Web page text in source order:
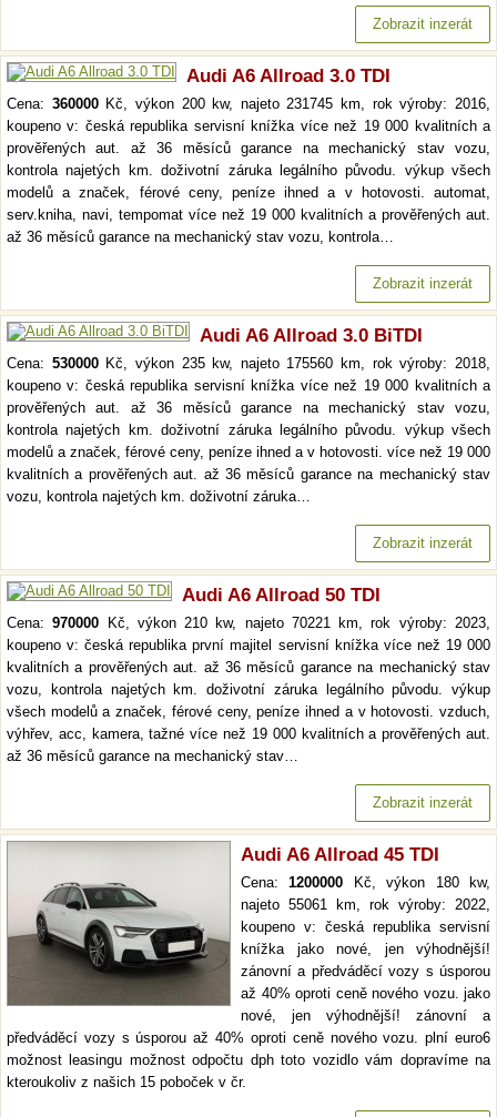
Zobrazit inzerát
Audi A6 Allroad 3.0 TDI
Cena: 360000Kč, výkon 200 kw, najeto 231745 km, rok výroby: 2016,
koupeno v: česká republika servisní knížka více než 19 000 kvalitních a
prověřených aut. až 36 měsíců garance na mechanický stav vozu,
kontrola najetých km. doživotní záruka legálního původu. výkup všech
modelů a značek, férové ceny, peníze ihned a v hotovosti. automat,
serv.kniha, navi, tempomat více než 19 000 kvalitních a prověřených aut.
až 36 měsíců garance na mechanický stav vozu, kontrola…
Zobrazit inzerát
Audi A6 Allroad 3.0 BiTDI
Cena: 530000Kč, výkon 235 kw, najeto 175560 km, rok výroby: 2018,
koupeno v: česká republika servisní knížka více než 19 000 kvalitních a
prověřených aut. až 36 měsíců garance na mechanický stav vozu,
kontrola najetých km. doživotní záruka legálního původu. výkup všech
modelů a značek, férové ceny, peníze ihned a v hotovosti. více než 19 000
kvalitních a prověřených aut. až 36 měsíců garance na mechanický stav
vozu, kontrola najetých km. doživotní záruka…
Zobrazit inzerát
Audi A6 Allroad 50 TDI
Cena:970000 Kč, výkon 210 kw, najeto 70221 km, rok výroby: 2023,
koupeno v: česká republika první majitel servisní knížka více než 19 000
kvalitních a prověřených aut. až 36 měsíců garance na mechanický stav
vozu, kontrola najetých km. doživotní záruka legálního původu. výkup
všech modelů a značek, férové ceny, peníze ihned a v hotovosti. vzduch,
výhřev, acc, kamera, tažné více než 19 000 kvalitních a prověřených aut.
až 36 měsíců garance na mechanický stav…
Zobrazit inzerát
Audi A6 Allroad 45 TDI
Cena:1200000 Kč, výkon 180 kw,
najeto 55061 km, rok výroby: 2022,
koupeno v: česká republika servisní
knížka jako nové, jen výhodnější!
zánovní a předváděcí vozy s úsporou
až 40% oproti ceně nového vozu. jako
nové, jen výhodnější! zánovní a
předváděcí vozy s úsporou až 40% oproti ceně nového vozu. plní euro6
možnost leasingu možnost odpočtu dph toto vozidlo vám dopravíme na
kteroukoliv z našich 15 poboček v čr.